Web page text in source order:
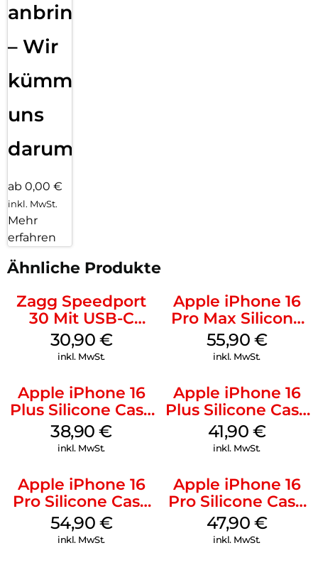
anbringen
– Wir
kümmern
uns
darum!
ab 0,00 €
inkl. MwSt.
Mehr
erfahren
Ähnliche Produkte
Zagg Speedport
30 Mit USB-C
Kabel Weiß
30,90 €
inkl. MwSt.
Apple iPhone 16
Pro Max Silicone
Case MagSafe
Stone Gray
55,90 €
inkl. MwSt.
Apple iPhone 16
Plus Silicone Case
MagSafe Denim
38,90€
inkl. MwSt.
Apple iPhone 16
Plus Silicone Case
MagSafe Stone
Gray
41,90 €
inkl. MwSt.
Apple iPhone 16
Pro Silicone Case
MagSafe Black
54,90 €
inkl. MwSt.
Apple iPhone 16
Pro Silicone Case
MagSafe Denim
47,90 €
inkl. MwSt.